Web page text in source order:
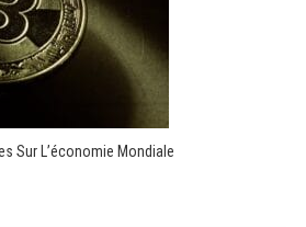
Sur L’économie Mondiale